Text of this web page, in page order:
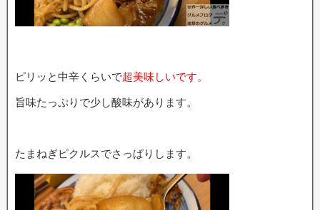
ピリッと中辛くらいで超美味しいです。
旨味たっぷりで少し酸味があります。
たまねぎピクルスでさっぱりします。